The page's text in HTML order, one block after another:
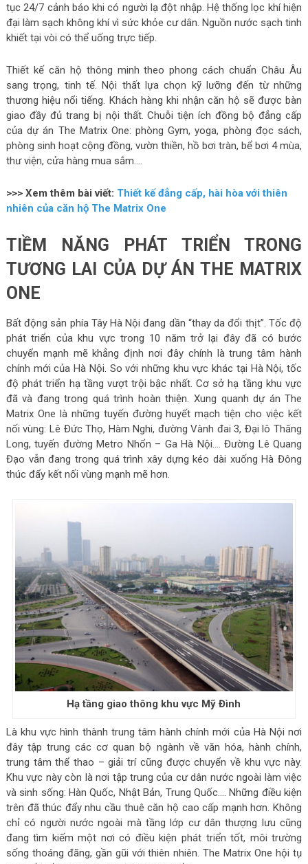
tục 24/7 cảnh báo khi có người lạ đột nhập. Hệ thống lọc khí hiện
đại làm sạch không khí vì sức khỏe cư dân. Nguồn nước sạch tinh
khiết tại vòi có thể uống trực tiếp.
Thiết kế căn hộ thông minh theo phong cách chuẩn Châu Âu
sang trọng, tinh tế. Nội thất lựa chọn kỹ lưỡng đến từ những
thương hiệu nổi tiếng. Khách hàng khi nhận căn hộ sẽ được bàn
giao đầy đủ trang bị nội thất. Chuỗi tiện ích đồng bộ đẳng cấp
của dự án The Matrix One: phòng Gym, yoga, phòng đọc sách,
phòng sinh hoạt cộng đồng, vườn thiền, hồ bơi tràn, bể bơi 4 mùa,
thư viện, cửa hàng mua sắm….
>>> Xem thêm bài viết: Thiết kế đẳng cấp, hài hòa với thiên
nhiên của căn hộ The Matrix One
TIỀM NĂNG PHÁT TRIỂN TRONG
TƯƠNG LAI CỦA DỰ ÁN THE MATRIX
ONE
Bất động sản phía Tây Hà Nội đang dần “thay da đổi thịt”. Tốc độ
phát triển của khu vực trong 10 năm trở lại đây đã có bước
chuyển mạnh mẽ khẳng định nơi đây chính là trung tâm hành
chính mới của Hà Nội. So với những khu vực khác tại Hà Nội, tốc
độ phát triển hạ tầng vượt trội bậc nhất. Cơ sở hạ tầng khu vực
đã và đang trong quá trình hoàn thiện. Xung quanh dự án The
Matrix One là những tuyến đường huyết mạch tiện cho việc kết
nối vùng: Lê Đức Thọ, Hàm Nghi, đường Vành đai 3, Đại lô Thăng
Long, tuyến đường Metro Nhổn – Ga Hà Nội…. Đường Lê Quang
Đạo vẫn đang trong quá trình xây dựng kéo dài xuống Hà Đông
thúc đẩy kết nối vùng mạnh mẽ hơn.
Hạ tầng giao thông khu vực Mỹ Đình
Là khu vực hình thành trung tâm hành chính mới của Hà Nội nơi
đây tập trung các cơ quan bộ ngành về văn hóa, hành chính,
trung tâm thể thao – giải trí cũng được chuyển về khu vực này.
Khu vực này còn là nơi tập trung của cư dân nước ngoài làm việc
và sinh sống: Hàn Quốc, Nhật Bản, Trung Quốc…. Những điều kiện
trên đã thúc đẩy nhu cầu thuê căn hộ cao cấp mạnh hơn. Không
chỉ có người nước ngoài mà tầng lớp cư dân thượng lưu cũng
đang tìm kiếm một nơi có điều kiện phát triển tốt, môi trường
sống thoáng đãng, gần gũi với thiên nhiên. The Matrix One hội tụ